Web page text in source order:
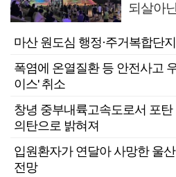
되살아
마산 원도심 행정·주거복합단
폭염에 온열질환 등 안전사고
이스' 취소
창녕 중부내륙고속도로서 포
의탄으로 밝혀져
입원환자가 연달아 사망한 울
전망